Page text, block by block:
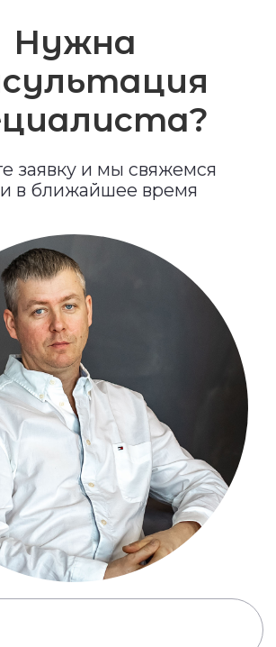
на обработку
в соответствии